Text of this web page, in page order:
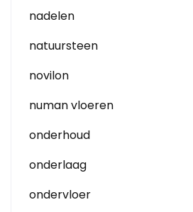
nadelen
natuursteen
novilon
numan vloeren
onderhoud
onderlaag
ondervloer